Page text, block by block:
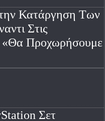
Κατάργηση Των
Στις
«Θα Προχωρήσουμε
Σετ